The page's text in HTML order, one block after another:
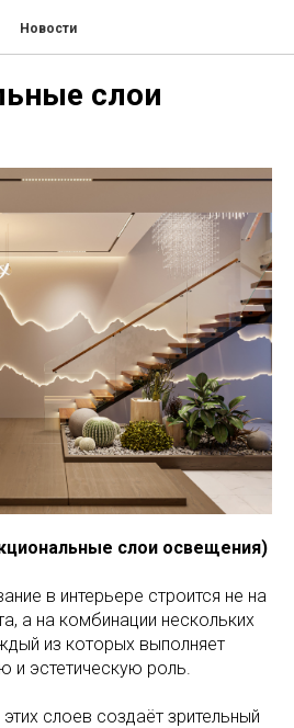
Новости
слои
слои освещения)
в интерьере строится не на
а на комбинации нескольких
из которых выполняет
и эстетическую роль.
слоев создаёт зрительный